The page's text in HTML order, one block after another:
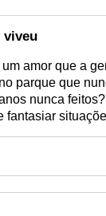
viveu
amor que a
parque que
nunca
fantasiar